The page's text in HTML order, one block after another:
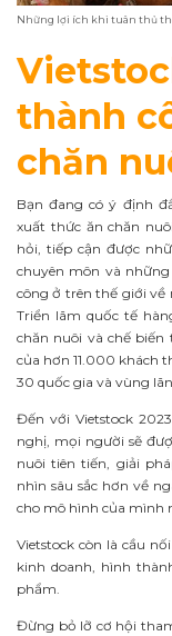
Những lợi ích khi tuân thủ
thành
chăn
Bạn đang có ý định
xuất thức ăn chăn
hỏi, tiếp cận được
chuyên môn và
công ở trên thế giới về
Triển lãm quốc tế
chăn nuôi và chế
của hơn 11.000 khách
30 quốc gia và vùng
Đến với Vietstock
nghị, mọi người sẽ
nuôi tiên tiến, giải
nhìn sâu sắc hơn về
cho mô hình của mình
Vietstock còn là cầu
kinh doanh, hình
phẩm.
Đừng bỏ lỡ cơ hội